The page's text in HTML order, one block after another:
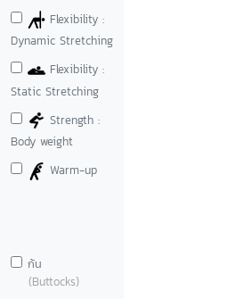
Flexibility :
Dynamic Stretching
Flexibility :
Static Stretching
Strength :
Body weight
Warm-up
ก้น
(Buttocks)